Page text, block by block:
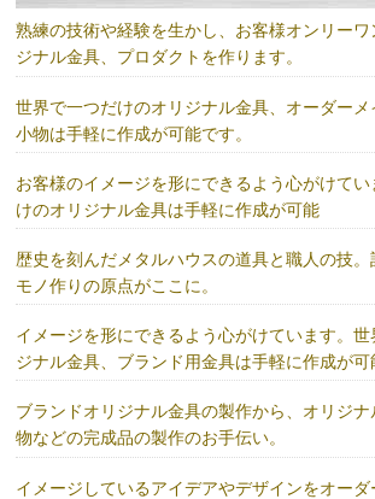
熟練の技術や経験を生かし、お客様オンリーワ
ジナル金具、プロダクトを作ります。
世界で一つだけのオリジナル金具、オーダー
小物は手軽に作成が可能です。
お客様のイメージを形にできるよう心がけて
けのオリジナル金具は手軽に作成が可能
歴史を刻んだメタルハウスの道具と職人の技
モノ作りの原点がここに。
イメージを形にできるよう心がけています。世
ジナル金具、ブランド用金具は手軽に作成が可
ブランドオリジナル金具の製作から、オリジ
物などの完成品の製作のお手伝い。
イメージしているアイデアやデザインをオー